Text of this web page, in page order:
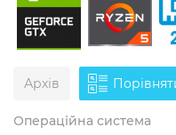
Розблокований
Надшвидкий M.2
Архів
Операційна система